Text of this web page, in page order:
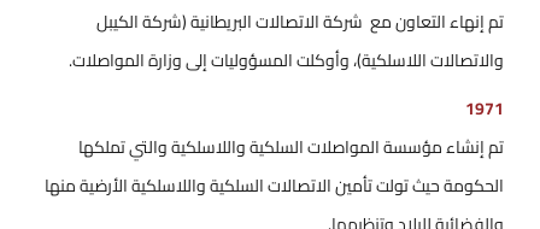
تم إنهاء التعاون مع شركة الاتصالات البريطانية (شركة الكيبل
والاتصالات اللاسلكية)، وأوكلت المسؤوليات إلى وزارة المواصلات.
1971
تم إنشاء مؤسسة المواصلات السلكية واللاسلكية والتي تملكها
الحكومة حيث تولت تأمين الاتصالات السلكية واللاسلكية الأرضية منها